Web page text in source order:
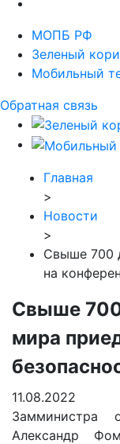
МОПБ РФ
Зеленый
Мобильный
Обратная связь
Главная
>
Новости
>
Свыше 700
на
Свыше 700
мира
11.08.2022
Замминистра
Александр